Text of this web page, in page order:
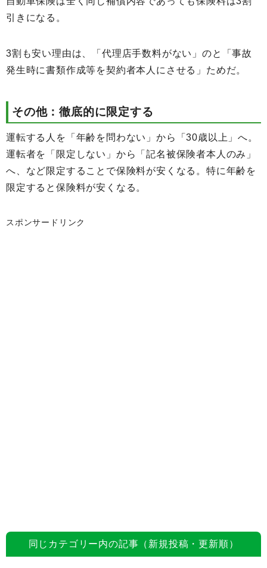
引きになる。
3割も安い理由は、「代理店手数料がない」のと「事故
発生時に書類作成等を契約者本人にさせる」ためだ。
その他：徹底的に限定する
運転する人を「年齢を問わない」から「30歳以上」へ。
運転者を「限定しない」から「記名被保険者本人のみ」
へ、など限定することで保険料が安くなる。特に年齢を
限定すると保険料が安くなる。
スポンサードリンク
同じカテゴリー内の記事（新規投稿・更新順）